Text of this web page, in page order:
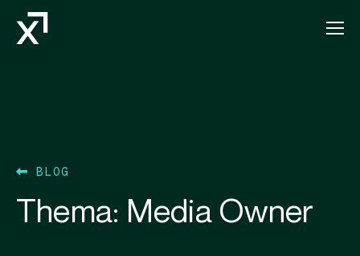
Index Exchange Home page
BLOG
Thema: Media Owner